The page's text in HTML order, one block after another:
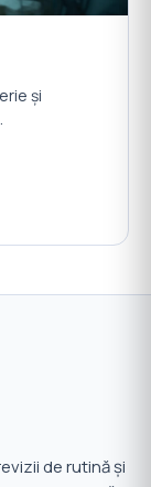
și
de rutină și